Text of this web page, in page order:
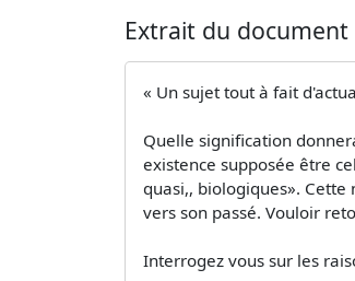
Extrait du document
« Un sujet tout à fait
Quelle signification
existence supposée être
quasi,, biologiques».
vers son passé. Vouloir
Interrogez vous sur les